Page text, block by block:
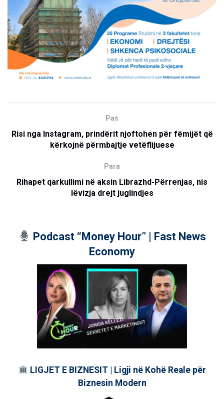
Pas
Risi nga Instagram, prindërit njoftohen për fëmijët që
kërkojnë përmbajtje vetëflijuese
Para
Rihapet qarkullimi në aksin Librazhd-Përrenjas, nis
lëvizja drejt juglindjes
Podcast “Money Hour” | Fast News
Economy
LIGJET E BIZNESIT | Ligji në Kohë Reale për
Biznesin Modern